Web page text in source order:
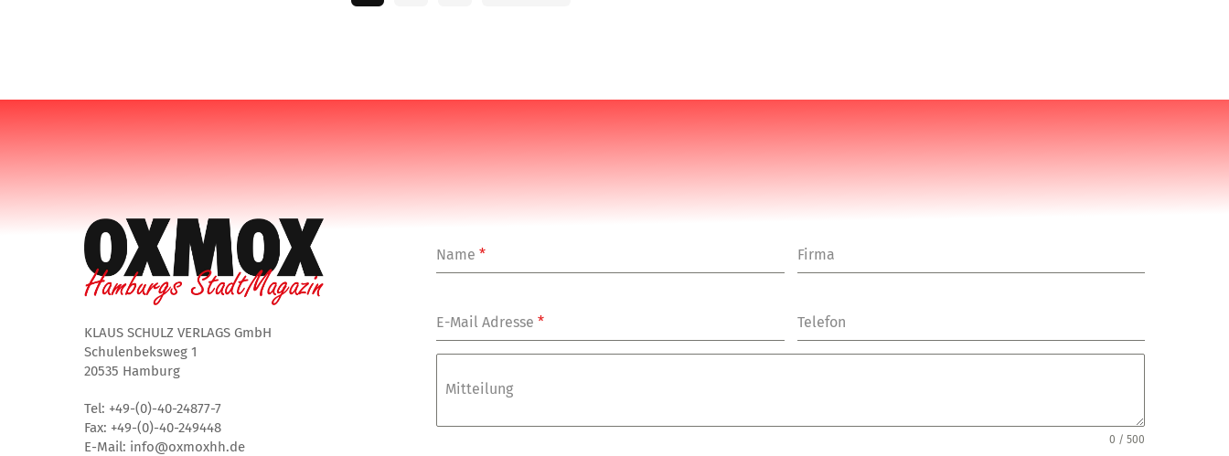
KLAUS SCHULZ VERLAGS GmbH
Schulenbeksweg 1
20535 Hamburg
Tel: +49-(0)-40-24877-7
Fax: +49-(0)-40-249448
E-Mail: info@oxmoxhh.de
Name* Firma
E-Mail Adresse* Telefon
Mitteilung
0 / 500